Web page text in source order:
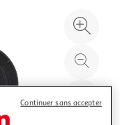
à
100
le
Continuer sans accepter